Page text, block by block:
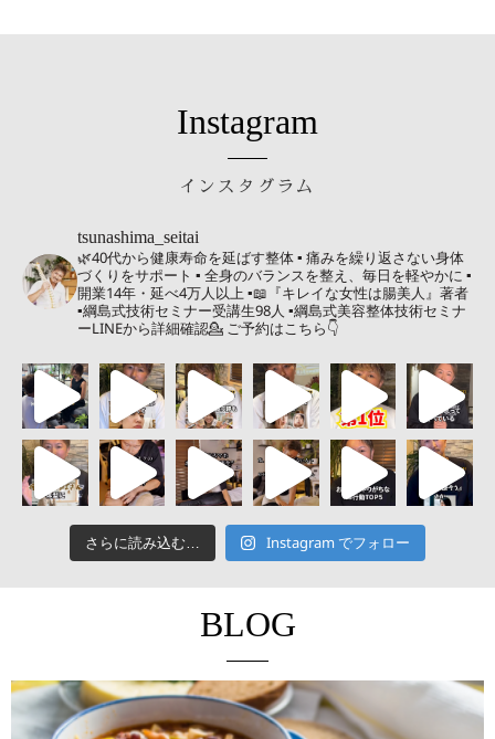
Instagram
インスタグラム
tsunashima_seitai
🌿40代から健康寿命を延ばす整体▪︎ 痛みを繰り返さない身体
づくりをサポート ▪︎ 全身のバランスを整え、毎日を軽やかに ▪︎
開業14年・延べ4万人以上▪︎📖『キレイな女性は腸美人』著者
▪︎綱島式技術セミナー受講生98人 ▪︎綱島式美容整体技術セミナ
ーLINEから詳細確認💁 ご予約はこちら👇
さらに読み込む… Instagram でフォロー
BLOG